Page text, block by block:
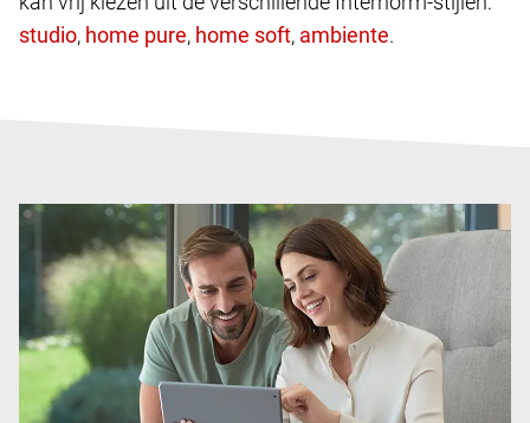
,
, , .